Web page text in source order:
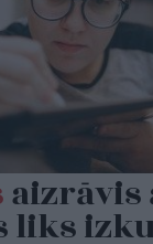
aizrāvis
liks